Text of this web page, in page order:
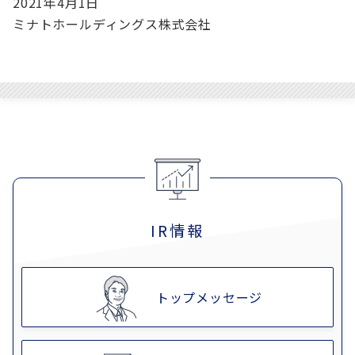
ミナトホールディングス株式会社
IR情報
トップメッセージ